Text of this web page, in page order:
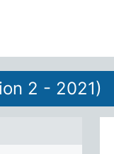
2 - 2021)